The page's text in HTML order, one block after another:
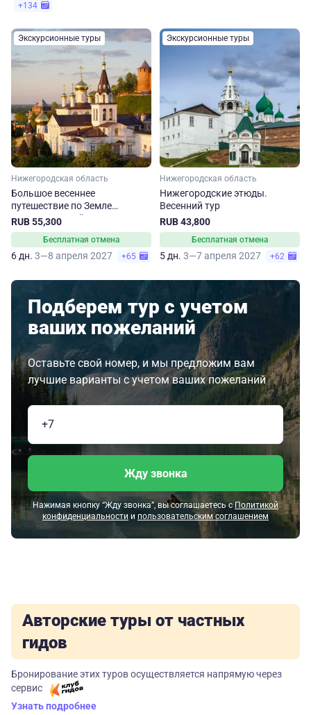
+134
Экскурсионные туры
Нижегородская область
Большое весеннее
путешествие по Земле
Нижегородской
RUB 55,300
Бесплатная отмена
6 дн. 3—8 апреля 2027 +65
Экскурсионные туры
Нижегородская область
Нижегородские этюды.
Весенний тур
RUB 43,800
Бесплатная отмена
5 дн. 3—7 апреля 2027 +62
Подберем тур с учетом
ваших пожеланий
Оставьте свой номер, и мы предложим вам
лучшие варианты с учетом ваших пожеланий
Жду звонка
Нажимая кнопку “Жду звонка”, вы соглашаетесь с Политикой
конфиденциальности и пользовательским соглашением
Авторские туры от частных
гидов
Бронирование этих туров осуществляется напрямую через
сервис
Узнать подробнее